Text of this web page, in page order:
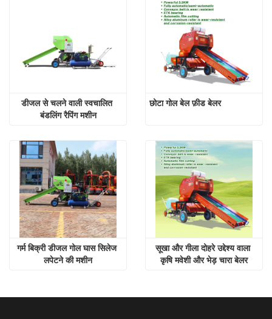
डीजल से चलने वाली स्वचालित
बंडलिंग रैपिंग मशीन
छोटा गोल बेल फ़ीड बेलर
गर्म बिक्री डीजल गोल घास सिलेज
लपेटने की मशीन
सूखा और गीला दोहरे उद्देश्य वाला
कृषि मवेशी और भेड़ चारा बेलर